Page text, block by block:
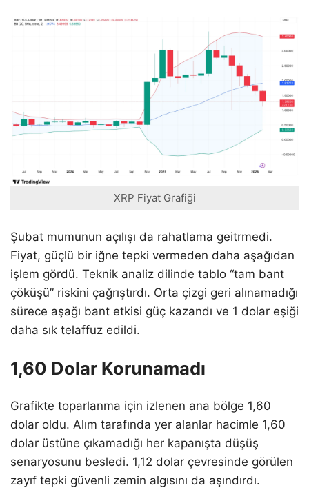
XRP Fiyat Grafiği
Şubat mumunun açılışı da rahatlama geitrmedi.
Fiyat, güçlü bir iğne tepki vermeden daha aşağıdan
işlem gördü. Teknik analiz dilinde tablo “tam bant
çöküşü” riskini çağrıştırdı. Orta çizgi geri alınamadığı
sürece aşağı bant etkisi güç kazandı ve 1 dolar eşiği
daha sık telaffuz edildi.
1,60 Dolar Korunamadı
Grafikte toparlanma için izlenen ana bölge 1,60
dolar oldu. Alım tarafında yer alanlar hacimle 1,60
dolar üstüne çıkamadığı her kapanışta düşüş
senaryosunu besledi. 1,12 dolar çevresinde görülen
zayıf tepki güvenli zemin algısını da aşındırdı.